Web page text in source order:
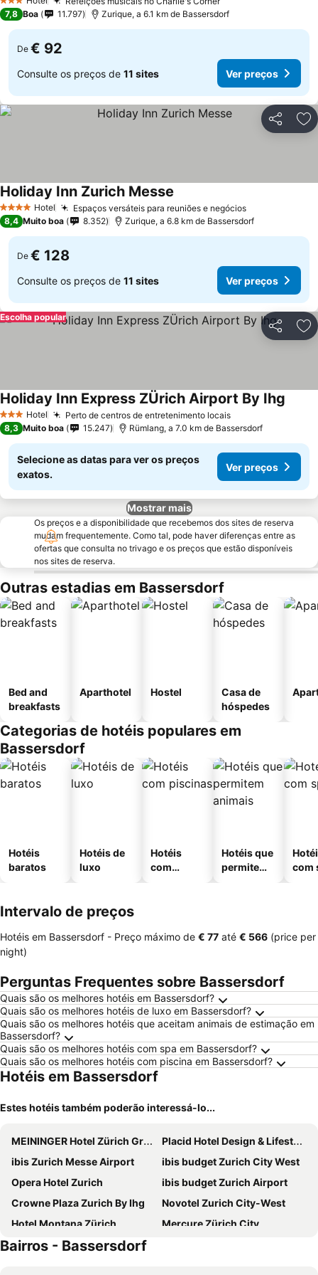
3 Estrelas
7,8 Boa 11.797 Zurique, a 6.1 km de Bassersdorf
De € 92
Consulte os preços de 11 sites Ver preços
Partilhar
4 EstrelasHotel Espaços versáteis para reuniões e negócios
Holiday Inn Zurich Messe
8,4 Muito boa 8.352 Zurique, a 6.8 km de Bassersdorf
De € 128
Consulte os preços de 11 sites Ver preços
Partilhar
Escolha popular
3 EstrelasHotel Perto de centros de entretenimento locais
Holiday Inn Express ZÜrich Airport By Ihg
8,3 Muito boa 15.247 Rümlang, a 7.0 km de Bassersdorf
Selecione as datas para ver os preços
exatos.
Ver preços
Mostrar mais
Os preços e a disponibilidade que recebemos dos sites de reserva
mudam frequentemente. Como tal, pode haver diferenças entre as
ofertas que consulta no trivago e os preços que estão disponíveis
nos sites de reserva.
Outras estadias em Bassersdorf
Bed and
breakfasts
Aparthotel Hostel
Casa de
hóspedes
Categorias de hotéis populares em
Bassersdorf
Hotéis
baratos
Hotéis de
luxo
Hotéis
com
Hotéis que
permitem
com
Intervalo de preços
Hotéis em Bassersdorf - Preço máximo de ‎€ 77 até ‎€ 566 (price per
night)
Perguntas Frequentes sobre Bassersdorf
Quais são os melhores hotéis em Bassersdorf?
Quais são os melhores hotéis de luxo em Bassersdorf?
Quais são os melhores hotéis que aceitam animais de estimação em
Bassersdorf?
Quais são os melhores hotéis com spa em Bassersdorf?
Quais são os melhores hotéis com piscina em Bassersdorf?
Hotéis em Bassersdorf
Estes hotéis também poderão interessá-lo...
MEININGER Hotel Zürich Greencity
Placid Hotel Design & Lifestyle Zurich
ibis Zurich Messe Airport
ibis budget Zurich City West
Opera Hotel Zurich
ibis budget Zurich Airport
Crowne Plaza Zurich By Ihg
Novotel Zurich City-West
Hotel Montana Zürich
Mercure Zürich City
ibis Zurich City West
Bairros - Bassersdorf